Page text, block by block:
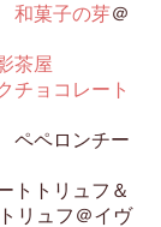
和菓子の芽＠
茶屋
チョコレート
ペロンチー
トトリュフ＆
リュフ＠イヴ